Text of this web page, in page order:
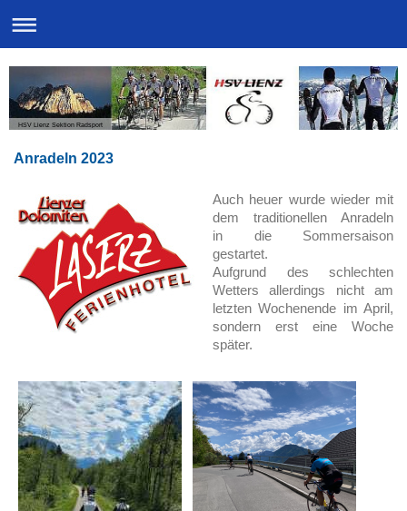
HSV Lienz Sektion Radsport
Anradeln 2023
Auch heuer wurde wieder mit
dem traditionellen Anradeln
in die Sommersaison
gestartet.
Aufgrund des schlechten
Wetters allerdings nicht am
letzten Wochenende im April,
sondern erst eine Woche
später.